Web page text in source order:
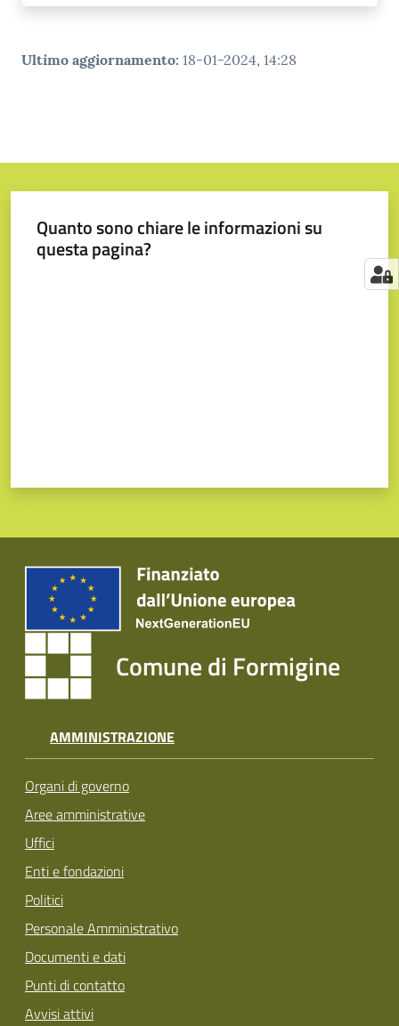
Ultimo aggiornamento: 18-01-2024, 14:28
Quanto sono chiare le informazioni su
questa pagina?
Comune di Formigine
AMMINISTRAZIONE
Organi di governo
Aree amministrative
Uffici
Enti e fondazioni
Politici
Personale Amministrativo
Documenti e dati
Punti di contatto
Avvisi attivi